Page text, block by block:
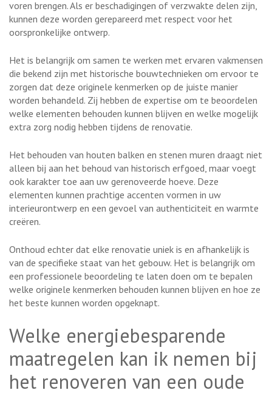
voren brengen. Als er beschadigingen of verzwakte delen zijn,
kunnen deze worden gerepareerd met respect voor het
oorspronkelijke ontwerp.
Het is belangrijk om samen te werken met ervaren vakmensen
die bekend zijn met historische bouwtechnieken om ervoor te
zorgen dat deze originele kenmerken op de juiste manier
worden behandeld. Zij hebben de expertise om te beoordelen
welke elementen behouden kunnen blijven en welke mogelijk
extra zorg nodig hebben tijdens de renovatie.
Het behouden van houten balken en stenen muren draagt niet
alleen bij aan het behoud van historisch erfgoed, maar voegt
ook karakter toe aan uw gerenoveerde hoeve. Deze
elementen kunnen prachtige accenten vormen in uw
interieurontwerp en een gevoel van authenticiteit en warmte
creëren.
Onthoud echter dat elke renovatie uniek is en afhankelijk is
van de specifieke staat van het gebouw. Het is belangrijk om
een professionele beoordeling te laten doen om te bepalen
welke originele kenmerken behouden kunnen blijven en hoe ze
het beste kunnen worden opgeknapt.
Welke energiebesparende
maatregelen kan ik nemen bij
het renoveren van een oude